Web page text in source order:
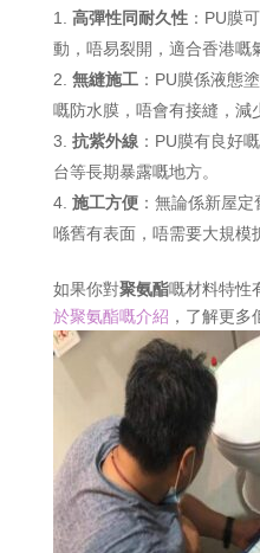
高彈性同耐久性：PU膜
動，唔易裂開，適合香港嘅
無縫施工：PU膜係液態
嘅防水膜，唔會有接縫，減
抗紫外線 ：PU膜有良好
台等長期暴露嘅地方。
施工方便：無論係新屋定
喺舊有表面，唔需要大規模
如果你對聚氨酯嘅材料特性
於聚氨酯嘅介紹 ，了解更多